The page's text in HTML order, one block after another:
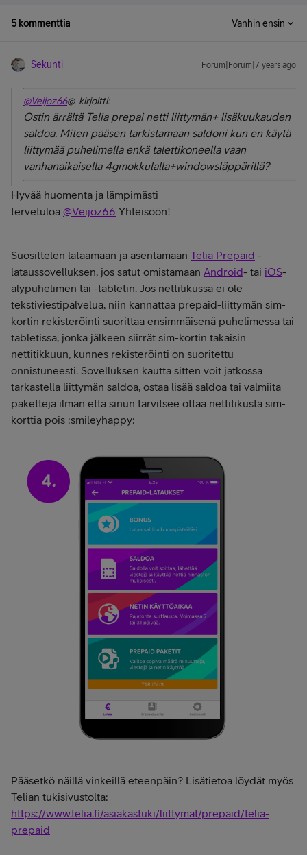
5 kommenttia Vanhin ensin
Sekunti Forum|Forum|7 years ago
@Veijoz66@ kirjoitti:
Ostin ärrältä Telia prepai netti liittymän+ lisäkuukauden
saldoa. Miten pääsen tarkistamaan saldoni kun en käytä
liittymää puhelimella enkä talettikoneella vaan
vanhanaikaisella 4gmokkulalla+windowsläppärillä?
Hyvää huomenta ja lämpimästi
tervetuloa @Veijoz66 Yhteisöön!
Suosittelen lataamaan ja asentamaan Telia Prepaid -
lataussovelluksen, jos satut omistamaan Android- tai iOS-
älypuhelimen tai -tabletin. Jos nettitikussa ei ole
tekstiviestipalvelua, niin kannattaa prepaid-liittymän sim-
kortin rekisteröinti suorittaa ensimmäisenä puhelimessa tai
tabletissa, jonka jälkeen siirrät sim-kortin takaisin
nettitikkuun, kunnes rekisteröinti on suoritettu
onnistuneesti. Sovelluksen kautta sitten voit jatkossa
tarkastella liittymän saldoa, ostaa lisää saldoa tai valmiita
paketteja ilman että sinun tarvitsee ottaa nettitikusta sim-
korttia pois :smileyhappy:
Pääsetkö näillä vinkeillä eteenpäin? Lisätietoa löydät myös
Telian tukisivustolta:
https://www.telia.fi/asiakastuki/liittymat/prepaid/telia-
prepaid